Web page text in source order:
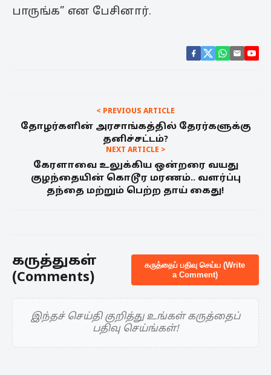
பாருங்க” என பேசினார்.
< PREVIOUS ARTICLE
தோழர்களின் அரசாங்கத்தில் தேரர்களுக்கு
தனிச்சட்டம்?
NEXT ARTICLE >
கேரளாவை உலுக்கிய ஒன்றரை வயது
குழந்தையின் கொடூர மரணம்.. வளர்ப்பு
தந்தை மற்றும் பெற்ற தாய் கைது!
கருத்துகள்
(Comments)
கருத்தைப் பதிவு செய்ய (Write
a Comment)
இந்தச் செய்தி குறித்து உங்கள் கருத்தைப்
பதிவு செய்ங்கள்!